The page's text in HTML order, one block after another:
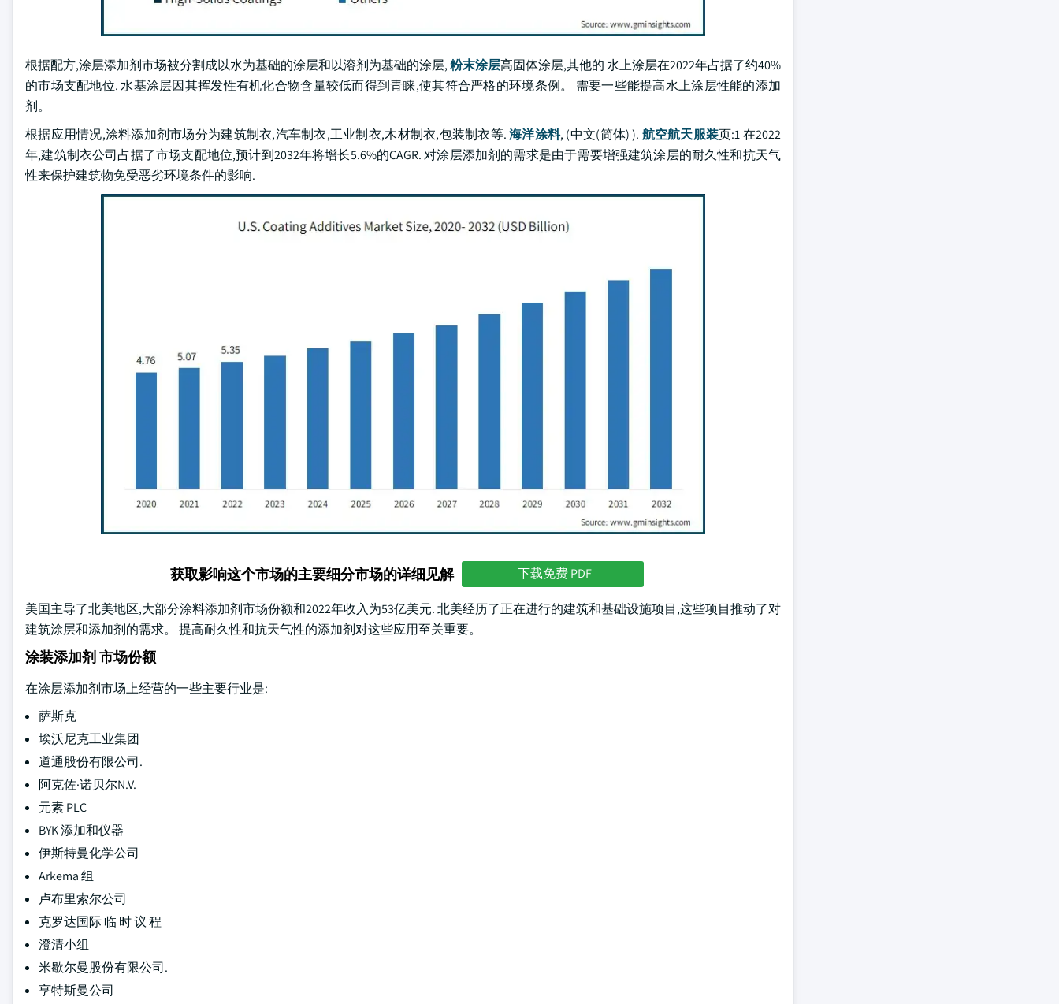
根据配方,涂层添加剂市场被分割成以水为基础的涂层和以溶剂为基础的涂层,粉末涂层高固体涂层,其他的 水上涂层在2022年占据了约40%
的市场支配地位. 水基涂层因其挥发性有机化合物含量较低而得到青睐,使其符合严格的环境条例。 需要一些能提高水上涂层性能的添加
剂。
根据应用情况,涂料添加剂市场分为建筑制衣,汽车制衣,工业制衣,木材制衣,包装制衣等.海洋涂料, (中文(简体) ). 航空航天服装页:1 在2022
年,建筑制衣公司占据了市场支配地位,预计到2032年将增长5.6%的CAGR. 对涂层添加剂的需求是由于需要增强建筑涂层的耐久性和抗天气
性来保护建筑物免受恶劣环境条件的影响.
获取影响这个市场的主要细分市场的详细见解 下载免费 PDF
美国主导了北美地区,大部分涂料添加剂市场份额和2022年收入为53亿美元. 北美经历了正在进行的建筑和基础设施项目,这些项目推动了对
建筑涂层和添加剂的需求。 提高耐久性和抗天气性的添加剂对这些应用至关重要。
涂装添加剂 市场份额
在涂层添加剂市场上经营的一些主要行业是:
萨斯克
埃沃尼克工业集团
道通股份有限公司.
阿克佐·诺贝尔N.V.
元素 PLC
BYK 添加和仪器
伊斯特曼化学公司
Arkema 组
卢布里索尔公司
克罗达国际 临 时 议 程
澄清小组
米歇尔曼股份有限公司.
亨特斯曼公司